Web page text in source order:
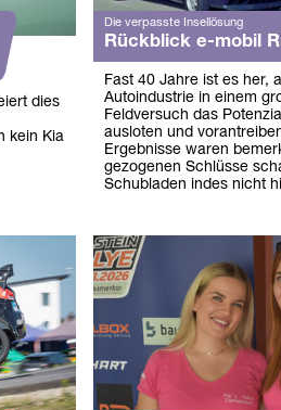
dies
kein Kia
Die verpasste Insellösung
Rückblick e-mobil
Fast 40 Jahre ist es her,
Autoindustrie in einem
Feldversuch das
ausloten und
Ergebnisse waren
gezogenen Schlüsse
Schubladen indes nicht